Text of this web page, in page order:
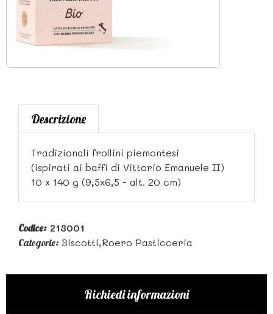
Descrizione
Tradizionali frollini piemontesi
(ispirati ai baffi di Vittorio Emanuele II)
10 x 140 g (9,5x6,5 - alt. 20 cm)
Codice:213001
Categorie: Biscotti,roero Pasticceria
Richiedi informazioni